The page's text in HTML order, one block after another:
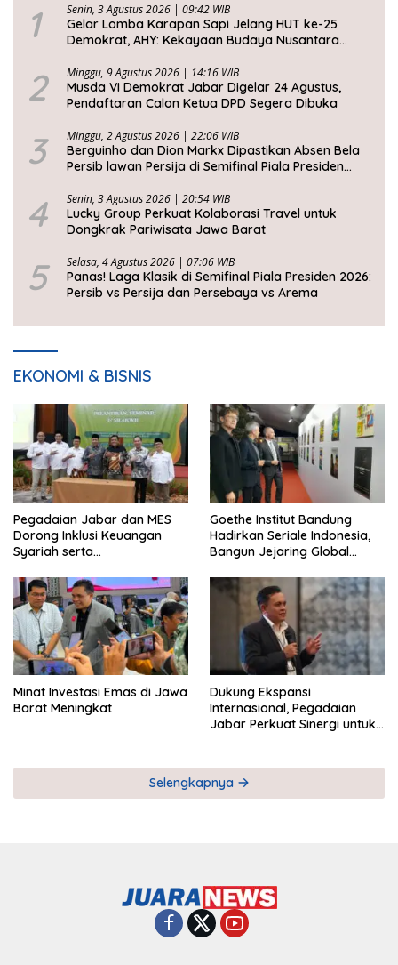
1 Senin, 3 Agustus 2026 | 09:42 WIB
Gelar Lomba Karapan Sapi Jelang HUT ke-25
Demokrat, AHY: Kekayaan Budaya Nusantara
2 Minggu, 9 Agustus 2026 | 14:16 WIB
Musda VI Demokrat Jabar Digelar 24 Agustus,
Pendaftaran Calon Ketua DPD Segera Dibuka
3 Minggu, 2 Agustus 2026 | 22:06 WIB
Berguinho dan Dion Markx Dipastikan Absen Bela
Persib lawan Persija di Semifinal Piala Presiden
4 Senin, 3 Agustus 2026 | 20:54 WIB
Lucky Group Perkuat Kolaborasi Travel untuk
Dongkrak Pariwisata Jawa Barat
5 Selasa, 4 Agustus 2026 | 07:06 WIB
Panas! Laga Klasik di Semifinal Piala Presiden 2026:
Persib vs Persija dan Persebaya vs Arema
EKONOMI & BISNIS
Pegadaian Jabar dan MES
Dorong Inklusi Keuangan
Syariah serta
Goethe Institut Bandung
Hadirkan Seriale Indonesia,
Bangun Jejaring Global
Minat Investasi Emas di Jawa
Barat Meningkat
Dukung Ekspansi
Internasional, Pegadaian
Jabar Perkuat Sinergi untuk
Selengkapnya